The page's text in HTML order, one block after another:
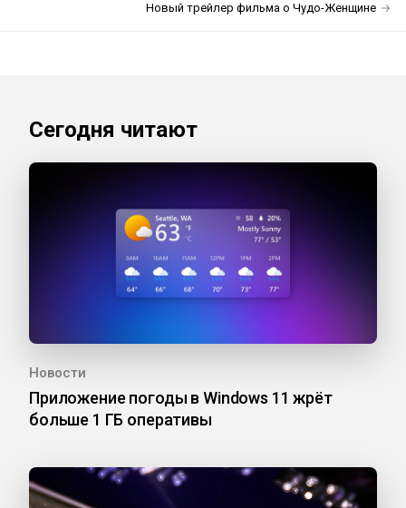
Новый трейлер фильма о Чудо-Женщине
Сегодня читают
Новости
Приложение погоды в Windows 11 жрёт
больше 1 ГБ оперативы